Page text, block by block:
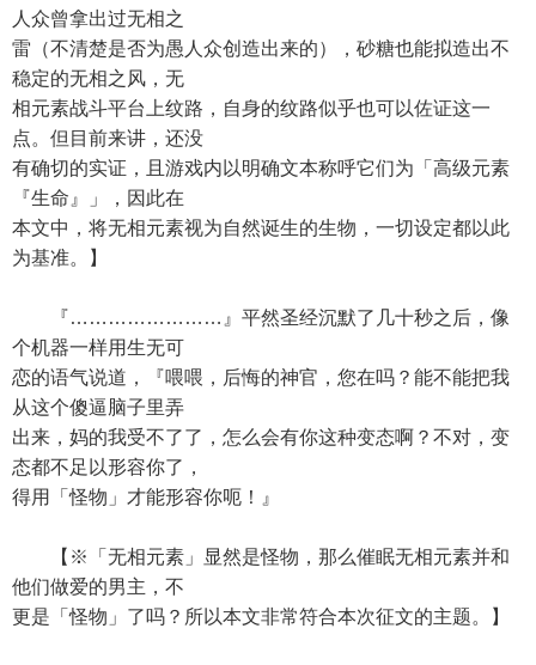
人众曾拿出过无相之
雷（不清楚是否为愚人众创造出来的），砂糖也能拟造出不
稳定的无相之风，无
相元素战斗平台上纹路，自身的纹路似乎也可以佐证这一
点。但目前来讲，还没
有确切的实证，且游戏内以明确文本称呼它们为「高级元素
『生命』」，因此在
本文中，将无相元素视为自然诞生的生物，一切设定都以此
为基准。】
『……………………』平然圣经沉默了几十秒之后，像
个机器一样用生无可
恋的语气说道，『喂喂，后悔的神官，您在吗？能不能把我
从这个傻逼脑子里弄
出来，妈的我受不了了，怎么会有你这种变态啊？不对，变
态都不足以形容你了，
得用「怪物」才能形容你呃！』
【※「无相元素」显然是怪物，那么催眠无相元素并和
他们做爱的男主，不
更是「怪物」了吗？所以本文非常符合本次征文的主题。】